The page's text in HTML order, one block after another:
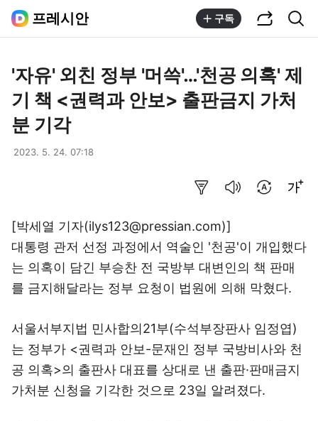
프레시안 구독
'자유' 외친 정부 '머쓱'…'천공 의혹' 제
기 책 <권력과 안보> 출판금지 가처
분 기각
2023. 5. 24. 07:18
[박세열 기자(ilys123@pressian.com)]
대통령 관저 선정 과정에서 역술인 '천공'이 개입했다
는 의혹이 담긴 부승찬 전 국방부 대변인의 책 판매
를 금지해달라는 정부 요청이 법원에 의해 막혔다.
서울서부지법 민사합의21부(수석부장판사 임정엽)
는 정부가 <권력과 안보-문재인 정부 국방비사와 천
공 의혹>의 출판사 대표를 상대로 낸 출판·판매금지
가처분 신청을 기각한 것으로 23일 알려졌다.